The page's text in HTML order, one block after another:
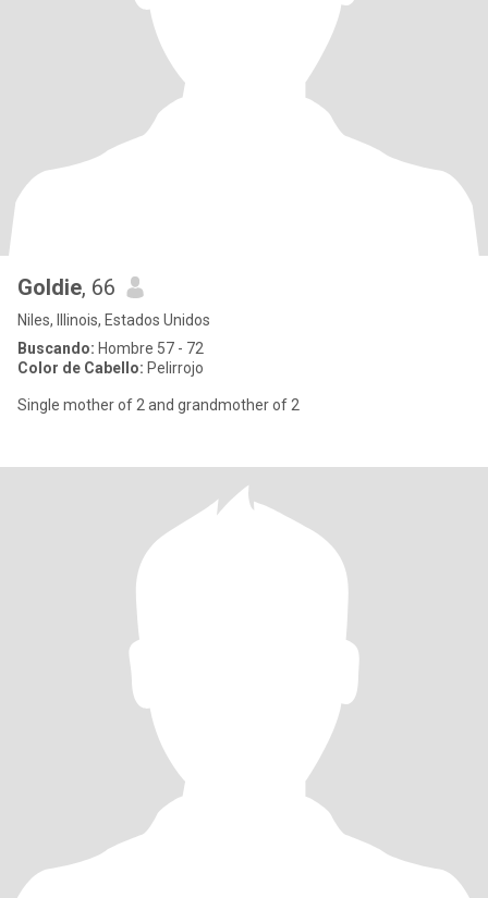
Goldie, 66
Niles, Illinois, Estados Unidos
Buscando: Hombre 57 - 72
Color de Cabello: Pelirrojo
Single mother of 2 and grandmother of 2